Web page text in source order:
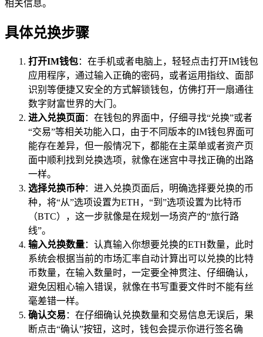
相关信息。
具体兑换步骤
打开IM钱包：在手机或者电脑上，轻轻点击打开IM钱包
应用程序，通过输入正确的密码，或者运用指纹、面部
识别等便捷又安全的方式解锁钱包，仿佛打开一扇通往
数字财富世界的大门。
进入兑换页面：在钱包的界面中，仔细寻找“兑换”或者
“交易”等相关功能入口，由于不同版本的IM钱包界面可
能存在差异，但一般情况下，都能在主菜单或者资产页
面中顺利找到兑换选项，就像在迷宫中寻找正确的出路
一样。
选择兑换币种：进入兑换页面后，明确选择要兑换的币
种，将“从”选项设置为ETH，“到”选项设置为比特币
（BTC），这一步就像是在规划一场资产的“旅行路
线”。
输入兑换数量：认真输入你想要兑换的ETH数量，此时
系统会根据当前的市场汇率自动计算出可以兑换的比特
币数量，在输入数量时，一定要全神贯注、仔细确认，
避免因粗心输入错误，就像在书写重要文件时不能有丝
毫差错一样。
确认交易 ：在仔细确认兑换数量和交易信息无误后，果
断点击“确认”按钮，这时，钱包会提示你进行签名确